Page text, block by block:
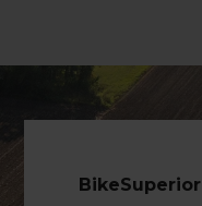
BikeSuperior